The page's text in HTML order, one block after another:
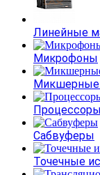
Линейные
Микрофоны
Микшерные
Процессоры
Сабвуферы
Точечные